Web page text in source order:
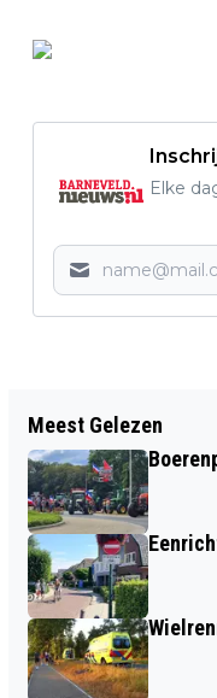
Elke
WERKEN IN
VALLEI? KOM
Meest Gelezen